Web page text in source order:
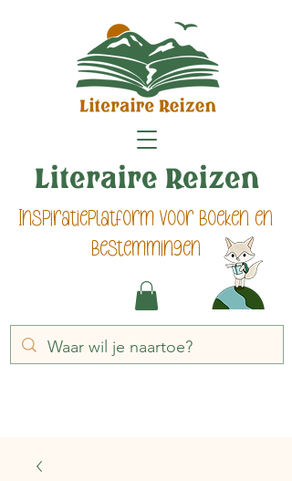
Inspiratieplatform voor boeken en
bestemmingen
Literaire Reizen